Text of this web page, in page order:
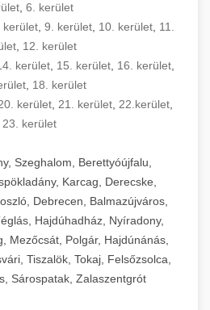
6. kerület
kerület, 9. kerület, 10. kerület, 11.
12. kerület
kerület 15. kerület 16. kerület
18. kerület
kerület 21. kerület 22.kerület
23. kerület
Szeghalom, Berettyóújfalu,
Karcag, Derecske,
Debrecen, Balmazújváros,
Hajdúhadház, Nyíradony,
Mezőcsát, Polgár, Hajdúnánás,
Tiszalök, Tokaj, Felsőzsolca,
Sárospatak, Zalaszentgrót